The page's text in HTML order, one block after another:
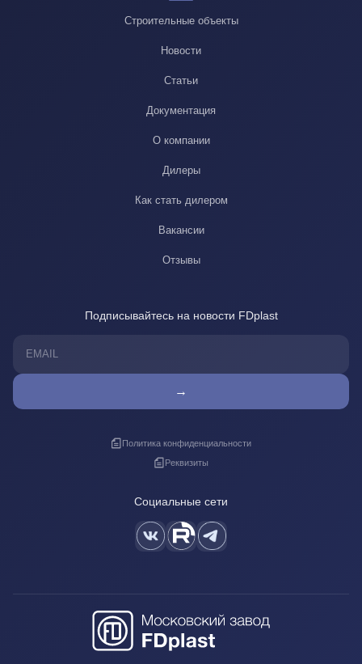
Строительные объекты
Новости
Статьи
Документация
О компании
Дилеры
Как стать дилером
Вакансии
Отзывы
Подписывайтесь на новости FDplast
→
Политика конфиденциальности
Реквизиты
Социальные сети